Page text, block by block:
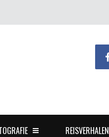
REISVERHALEN